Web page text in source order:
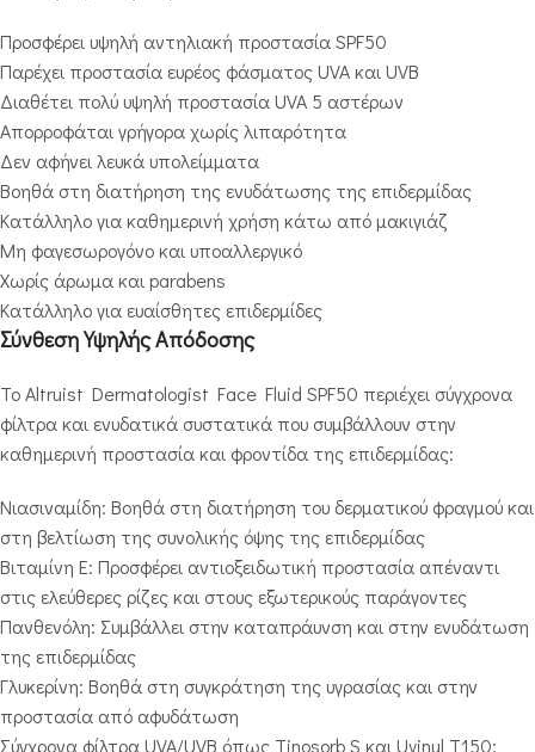
Προσφέρει υψηλή αντηλιακή προστασία SPF50
Παρέχει προστασία ευρέος φάσματος UVA και UVB
Διαθέτει πολύ υψηλή προστασία UVA 5 αστέρων
Απορροφάται γρήγορα χωρίς λιπαρότητα
Δεν αφήνει λευκά υπολείμματα
Βοηθά στη διατήρηση της ενυδάτωσης της επιδερμίδας
Κατάλληλο για καθημερινή χρήση κάτω από μακιγιάζ
Μη φαγεσωρογόνο και υποαλλεργικό
Χωρίς άρωμα και parabens
Κατάλληλο για ευαίσθητες επιδερμίδες
Σύνθεση Υψηλής Απόδοσης
Το Altruist Dermatologist Face Fluid SPF50 περιέχει σύγχρονα
φίλτρα και ενυδατικά συστατικά που συμβάλλουν στην
καθημερινή προστασία και φροντίδα της επιδερμίδας:
Νιασιναμίδη: Βοηθά στη διατήρηση του δερματικού φραγμού και
στη βελτίωση της συνολικής όψης της επιδερμίδας
Βιταμίνη Ε: Προσφέρει αντιοξειδωτική προστασία απέναντι
στις ελεύθερες ρίζες και στους εξωτερικούς παράγοντες
Πανθενόλη: Συμβάλλει στην καταπράυνση και στην ενυδάτωση
της επιδερμίδας
Γλυκερίνη: Βοηθά στη συγκράτηση της υγρασίας και στην
προστασία από αφυδάτωση
Σύγχρονα φίλτρα UVA/UVB όπως Tinosorb S και Uvinul T150: